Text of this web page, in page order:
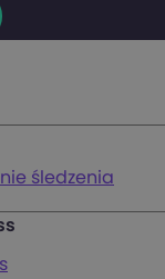
śledzenia